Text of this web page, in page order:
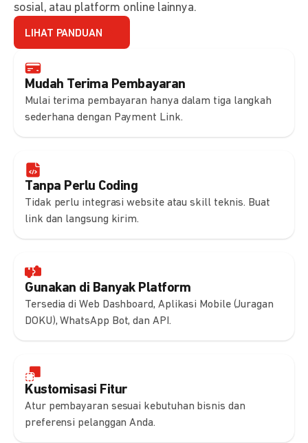
Mudah Terima Pembayaran
Mulai terima pembayaran hanya dalam tiga langkah
sederhana dengan Payment Link.
Tanpa Perlu Coding
Tidak perlu integrasi website atau skill teknis. Buat
link dan langsung kirim.
Gunakan di Banyak Platform
Tersedia di Web Dashboard, Aplikasi Mobile (Juragan
DOKU), WhatsApp Bot, dan API.
Kustomisasi Fitur
Atur pembayaran sesuai kebutuhan bisnis dan
preferensi pelanggan Anda.
sosial, atau platform online lainnya.
LIHAT PANDUAN